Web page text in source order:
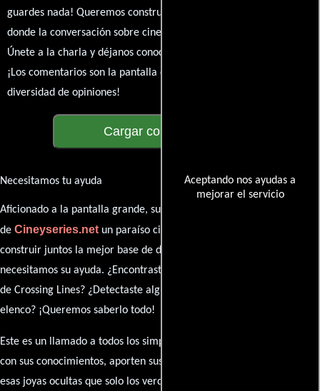
Aceptando nos ayudas a
mejorar el servicio
guardes nada! Queremos construir una comunidad apasionada
donde la conversación sobre cine y series nunca se detenga.
Únete a la charla y déjanos conocer tu mundo cinematográfico.
¡Los comentarios son la pantalla donde se proyecta nuestra
diversidad de opiniones!
Cargar comentarios
Necesitamos tu ayuda
Aficionado a la pantalla grande, su participación es clave para hacer
de Cineyseries.netun paraíso cinéfilo completo. Queremos
construir juntos la mejor base de datos cinematográfica, pero
necesitamos su ayuda. ¿Encontraste algún dato faltante en la ficha
de Crossing Lines? ¿Detectaste algún error en la sinopsis o el
elenco? ¡Queremos saberlo todo!
Este es un llamado a todos los simpatizantes del cine: contribuyan
con sus conocimientos, aporten sus descubrimientos y compartan
esas joyas ocultas que solo los verdaderos fanáticos conocen. Sus